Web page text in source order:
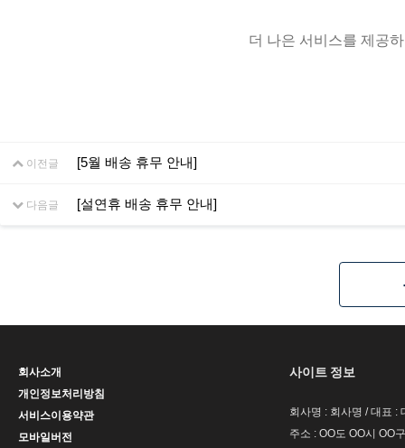
더 나은 서비스를 제공
이전글 [5월 배송 휴무 안내]
다음글 [설연휴 배송 휴무 안내]
회사소개
개인정보처리방침
서비스이용약관
모바일버전
사이트 정보
회사명 : 회사명 / 대표 :
주소 : OO도 OO시 OO